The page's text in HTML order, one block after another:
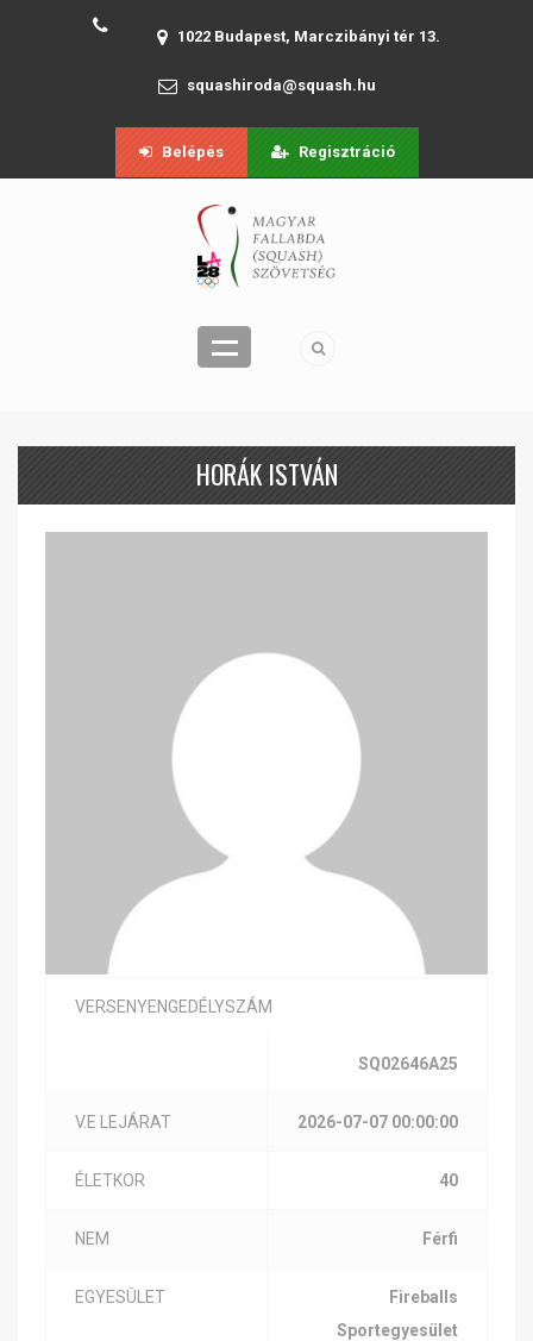
1022 Budapest, Marczibányi tér 13.
squashiroda@squash.hu
Belépés Regisztráció
HORÁK ISTVÁN
VERSENYENGEDÉLYSZÁM
SQ02646A25
V.E LEJÁRAT 2026-07-07 00:00:00
ÉLETKOR 40
NEM Férfi
EGYESÜLET
Fireballs
Sportegyesület